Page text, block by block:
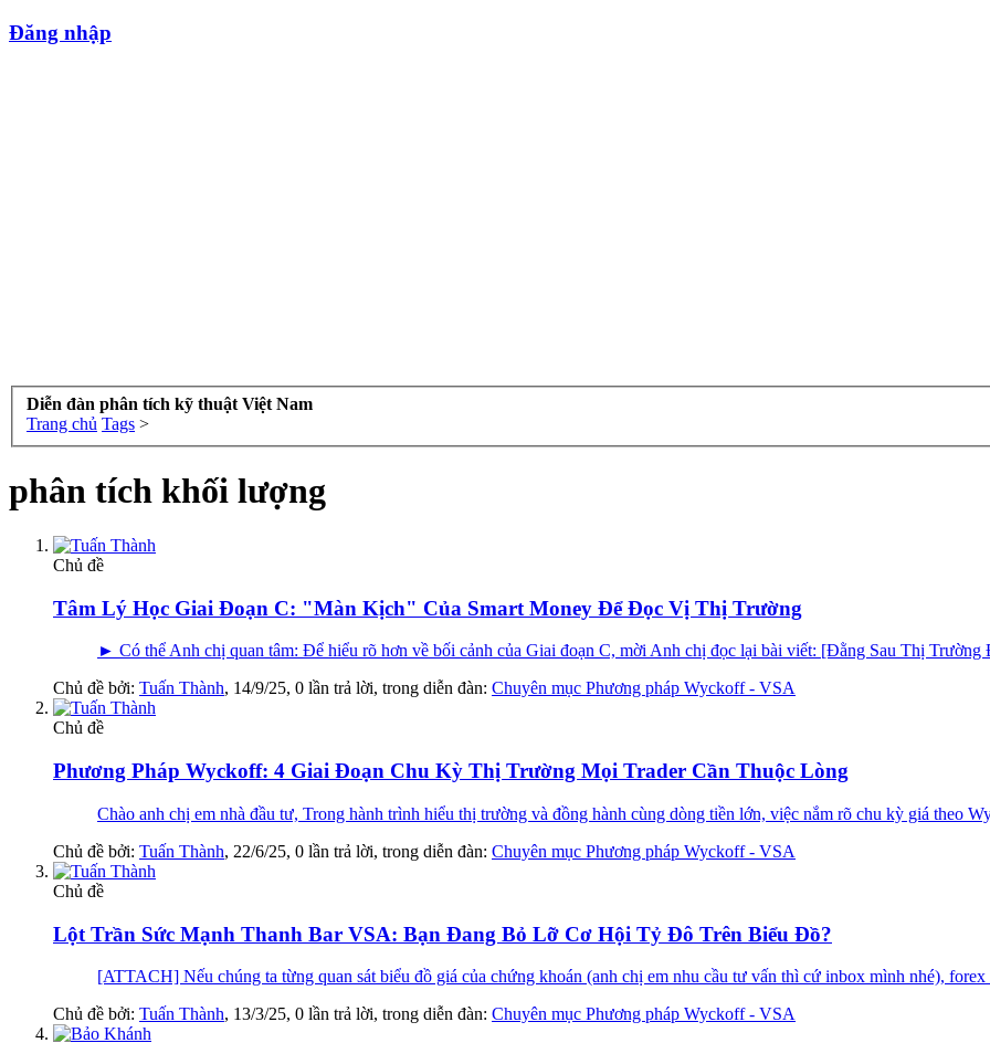
Đăng nhập
Diễn đàn phân tích kỹ thuật Việt Nam
Trang chủ Tags >
phân tích khối lượng
Chủ đề
Tâm Lý Học Giai Đoạn C: "Màn Kịch" Của Smart Money Để Đọc Vị Thị Trường
► Có thể Anh chị quan tâm: Để hiểu rõ hơn về bối cảnh của Giai đoạn C, mời Anh chị đọc lại bài viết: [Đằng Sau Thị
Chủ đề bởi: Tuấn Thành, 14/9/25, 0 lần trả lời, trong diễn đàn: Chuyên mục Phương pháp Wyckoff - VSA
Chủ đề
Phương Pháp Wyckoff: 4 Giai Đoạn Chu Kỳ Thị Trường Mọi Trader Cần Thuộc Lòng
Chào anh chị em nhà đầu tư, Trong hành trình hiểu thị trường và đồng hành cùng dòng tiền lớn, việc nắm rõ chu kỳ giá theo
Chủ đề bởi: Tuấn Thành, 22/6/25, 0 lần trả lời, trong diễn đàn: Chuyên mục Phương pháp Wyckoff - VSA
Chủ đề
Lột Trần Sức Mạnh Thanh Bar VSA: Bạn Đang Bỏ Lỡ Cơ Hội Tỷ Đô Trên Biểu Đồ?
[ATTACH] Nếu chúng ta từng quan sát biểu đồ giá của chứng khoán (anh chị em nhu cầu tư vấn thì cứ inbox mình nhé), forex
Chủ đề bởi: Tuấn Thành, 13/3/25, 0 lần trả lời, trong diễn đàn: Chuyên mục Phương pháp Wyckoff - VSA